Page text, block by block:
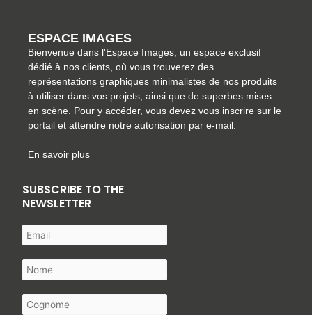
ESPACE IMAGES
Bienvenue dans l'Espace Images, un espace exclusif
dédié à nos clients, où vous trouverez des
représentations graphiques minimalistes de nos produits
à utiliser dans vos projets, ainsi que de superbes mises
en scène. Pour y accéder, vous devez vous inscrire sur le
portail et attendre notre autorisation par e-mail.
En savoir plus
SUBSCRIBE TO THE
NEWSLETTER